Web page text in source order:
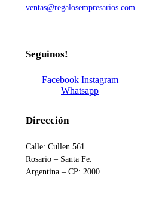
ventas@regalosempresarios.com
Seguinos!
Facebook Instagram
Whatsapp
Dirección
Calle: Cullen 561
Rosario – Santa Fe.
Argentina – CP: 2000